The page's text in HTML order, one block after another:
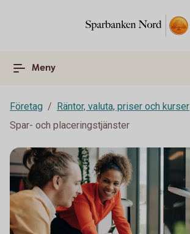
Meny
Företag
Räntor, valuta, priser och kurser
Spar- och placeringstjänster